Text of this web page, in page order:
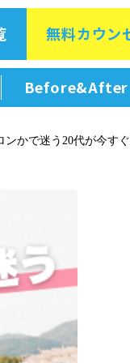
無料カウン
Before&After
かで迷う20代が今す